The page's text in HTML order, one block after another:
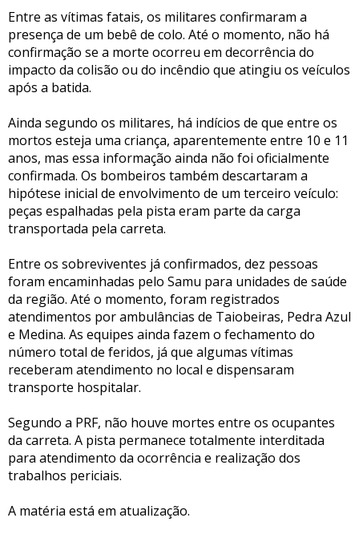
Entre as vítimas fatais, os militares confirmaram a
presença de um bebê de colo. Até o momento, não há
confirmação se a morte ocorreu em decorrência do
impacto da colisão ou do incêndio que atingiu os veículos
após a batida.
Ainda segundo os militares, há indícios de que entre os
mortos esteja uma criança, aparentemente entre 10 e 11
anos, mas essa informação ainda não foi oficialmente
confirmada. Os bombeiros também descartaram a
hipótese inicial de envolvimento de um terceiro veículo:
peças espalhadas pela pista eram parte da carga
transportada pela carreta.
Entre os sobreviventes já confirmados, dez pessoas
foram encaminhadas pelo Samu para unidades de saúde
da região. Até o momento, foram registrados
atendimentos por ambulâncias de Taiobeiras, Pedra Azul
e Medina. As equipes ainda fazem o fechamento do
número total de feridos, já que algumas vítimas
receberam atendimento no local e dispensaram
transporte hospitalar.
Segundo a PRF, não houve mortes entre os ocupantes
da carreta. A pista permanece totalmente interditada
para atendimento da ocorrência e realização dos
trabalhos periciais.
A matéria está em atualização.